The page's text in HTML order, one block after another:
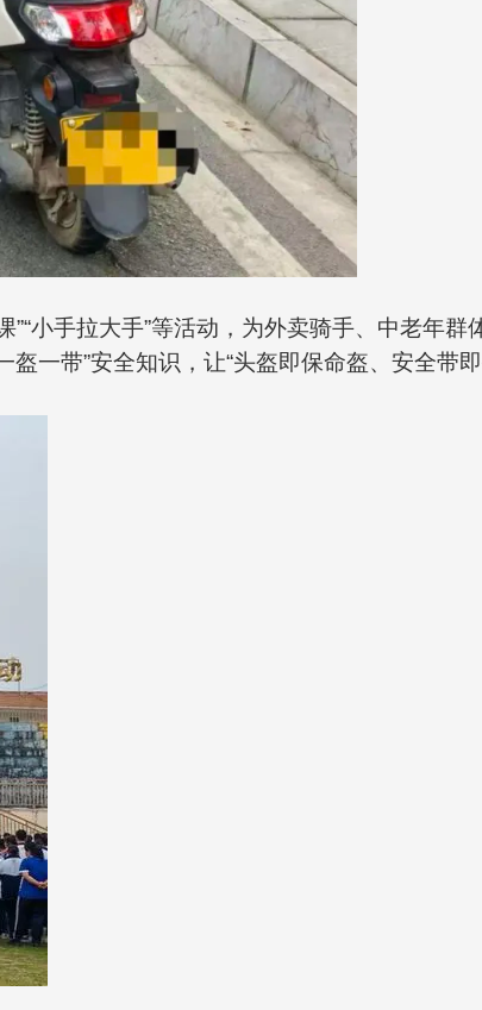
小手拉大手”等活动，为外卖骑手、中老年群
一带”安全知识，让“头盔即保命盔、安全带